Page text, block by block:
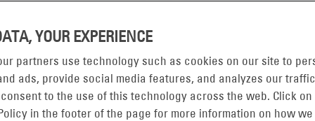
Anschluss und die Stromversorgung von
YOUR EXPERIENCE
partners use technology such as cookies on our site to
ads, provide social media features, and analyzes our
to the use of this technology across the web. Click on
in the footer of the page for more information on how we